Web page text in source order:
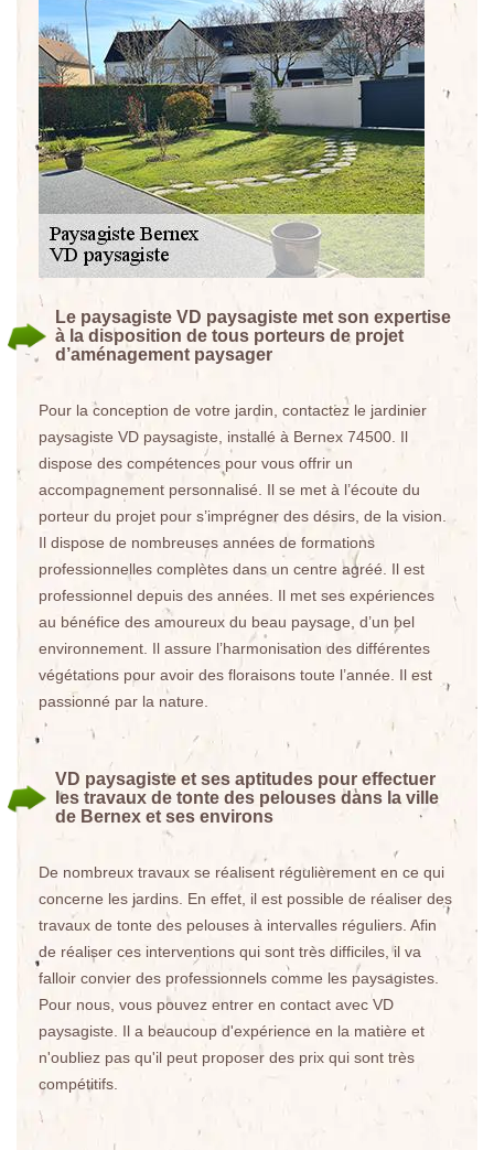
Le paysagiste VD paysagiste met son expertise
à la disposition de tous porteurs de projet
d’aménagement paysager
Pour la conception de votre jardin, contactez le jardinier
paysagiste VD paysagiste, installé à Bernex 74500. Il
dispose des compétences pour vous offrir un
accompagnement personnalisé. Il se met à l’écoute du
porteur du projet pour s’imprégner des désirs, de la vision.
Il dispose de nombreuses années de formations
professionnelles complètes dans un centre agréé. Il est
professionnel depuis des années. Il met ses expériences
au bénéfice des amoureux du beau paysage, d’un bel
environnement. Il assure l’harmonisation des différentes
végétations pour avoir des floraisons toute l’année. Il est
passionné par la nature.
VD paysagiste et ses aptitudes pour effectuer
les travaux de tonte des pelouses dans la ville
de Bernex et ses environs
De nombreux travaux se réalisent régulièrement en ce qui
concerne les jardins. En effet, il est possible de réaliser des
travaux de tonte des pelouses à intervalles réguliers. Afin
de réaliser ces interventions qui sont très difficiles, il va
falloir convier des professionnels comme les paysagistes.
Pour nous, vous pouvez entrer en contact avec VD
paysagiste. Il a beaucoup d'expérience en la matière et
n'oubliez pas qu'il peut proposer des prix qui sont très
compétitifs.